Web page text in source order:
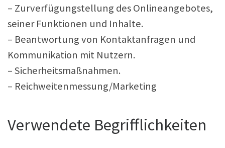
– Zurverfügungstellung des Onlineangebotes,
seiner Funktionen und Inhalte.
– Beantwortung von Kontaktanfragen und
Kommunikation mit Nutzern.
– Sicherheitsmaßnahmen.
– Reichweitenmessung/Marketing
Verwendete Begrifflichkeiten